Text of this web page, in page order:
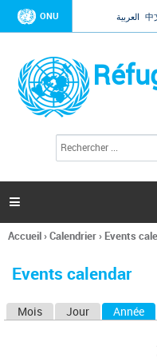
ONU العربية 中
l
c
h
e

Vous
ici
Accueil›Calendrier› Events
Events calendar
Mois Jour Année